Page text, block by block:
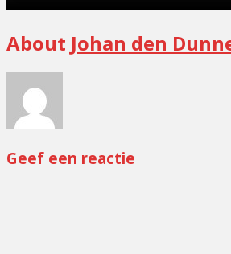
About Johan den
Geef een reactie